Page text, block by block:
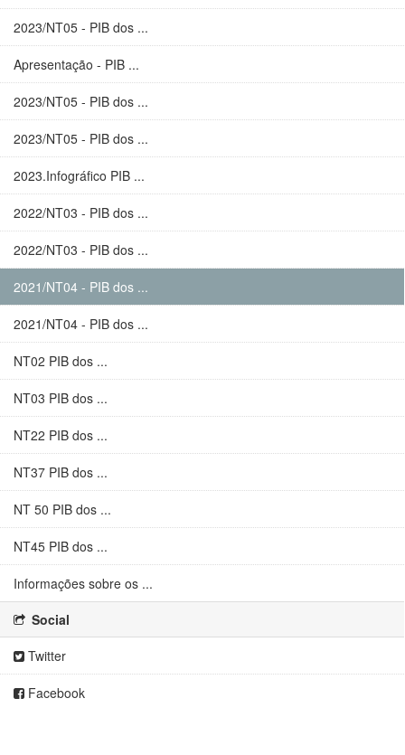
2023/NT05 - PIB dos ...
Apresentação - PIB ...
2023/NT05 - PIB dos ...
2023/NT05 - PIB dos ...
2023.Infográfico PIB ...
2022/NT03 - PIB dos ...
2022/NT03 - PIB dos ...
2021/NT04 - PIB dos ...
2021/NT04 - PIB dos ...
NT02 PIB dos ...
NT03 PIB dos ...
NT22 PIB dos ...
NT37 PIB dos ...
NT 50 PIB dos ...
NT45 PIB dos ...
Informações sobre os ...
Social
Twitter
Facebook